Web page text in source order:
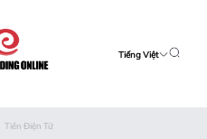
Tiếng Việt
Tiền Điện Tử